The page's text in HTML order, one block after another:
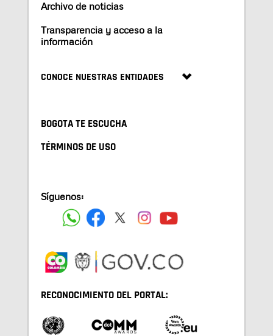
Archivo de noticias
Transparencia y acceso a la
información
CONOCE NUESTRAS ENTIDADES
BOGOTA TE ESCUCHA
TÉRMINOS DE USO
Síguenos:
RECONOCIMIENTO DEL PORTAL: